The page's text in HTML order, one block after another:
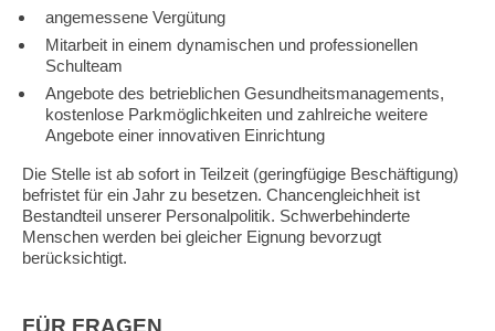
angemessene Vergütung
Mitarbeit in einem dynamischen und professionellen
Schulteam
Angebote des betrieblichen Gesundheitsmanagements,
kostenlose Parkmöglichkeiten und zahlreiche weitere
Angebote einer innovativen Einrichtung
Die Stelle ist ab sofort in Teilzeit (geringfügige Beschäftigung)
befristet für ein Jahr zu besetzen. Chancengleichheit ist
Bestandteil unserer Personalpolitik. Schwerbehinderte
Menschen werden bei gleicher Eignung bevorzugt
berücksichtigt.